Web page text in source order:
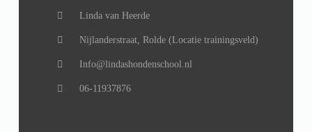
Linda van Heerde
Nijlanderstraat, Rolde (Locatie trainingsveld)
Info@lindashondenschool.nl
06-11937876